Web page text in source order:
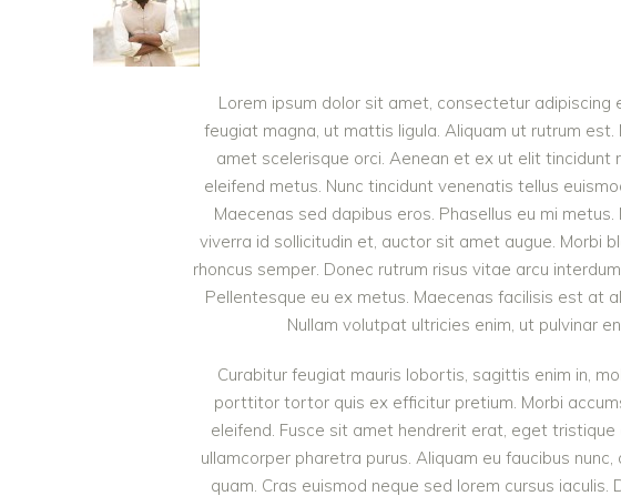
Lorem ipsum dolor sit amet, consectetur adipiscing
feugiat magna, ut mattis ligula. Aliquam ut rutrum est.
amet scelerisque orci. Aenean et ex ut elit tincidunt
eleifend metus. Nunc tincidunt venenatis tellus
Maecenas sed dapibus eros. Phasellus eu mi metus.
viverra id sollicitudin et, auctor sit amet augue. Morbi
rhoncus semper. Donec rutrum risus vitae arcu
Pellentesque eu ex metus. Maecenas facilisis est at
Nullam volutpat ultricies enim, ut pulvinar
Curabitur feugiat mauris lobortis, sagittis enim in,
porttitor tortor quis ex efficitur pretium. Morbi
eleifend. Fusce sit amet hendrerit erat, eget tristique
ullamcorper pharetra purus. Aliquam eu faucibus
quam. Cras euismod neque sed lorem cursus iaculis.